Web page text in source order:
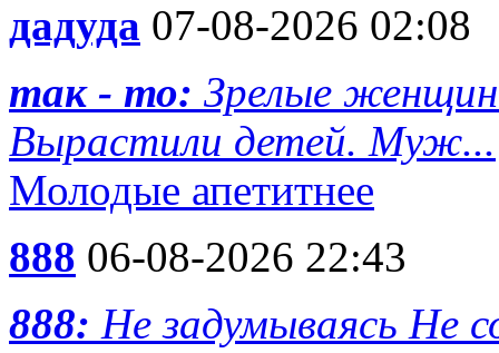
дадуда 07-08-2026 02:08
так - то: Зрелые
Вырастили детей. Муж...
Молодые апетитнее
888 06-08-2026 22:43
888: Не задумываясь Не